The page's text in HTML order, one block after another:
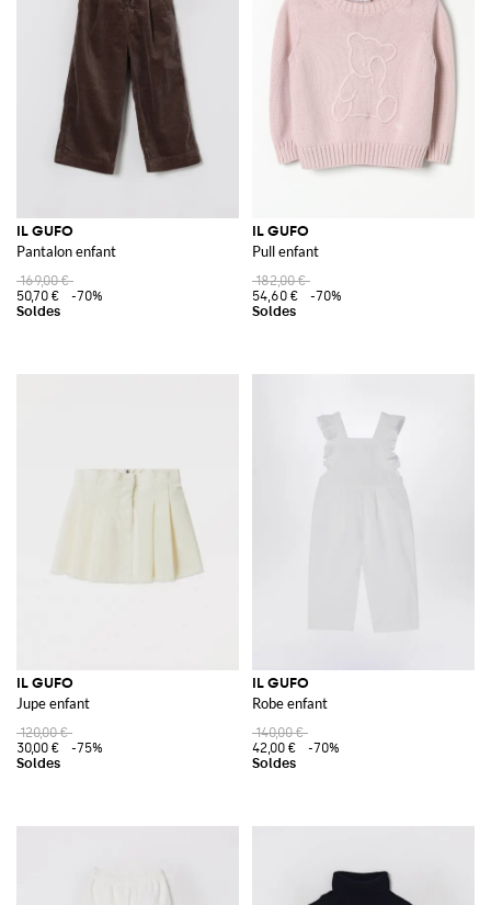
IL GUFO
Pantalon enfant
169,00 €
50,70 €
-70%
IL GUFO
Pull enfant
182,00 €
54,60 €
-70%
IL GUFO
Jupe enfant
120,00 €
30,00 €
-75%
IL GUFO
Robe enfant
140,00 €
42,00 €
-70%